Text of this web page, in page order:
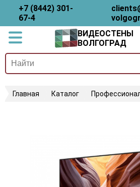
+7 (8442) 301-
67-4
ВИДЕОСТЕНЫ
ВОЛГОГРАД
Главная Каталог